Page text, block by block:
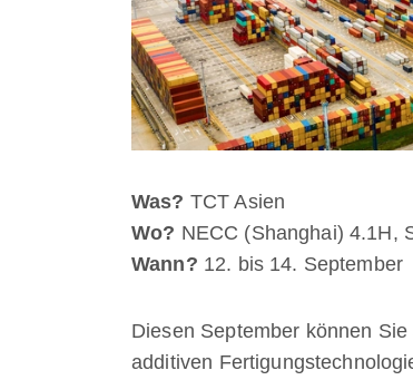
Was? TCT Asien
Wo? NECC (Shanghai) 4.1H,
Wann? 12. bis 14. September
Diesen September können
additiven